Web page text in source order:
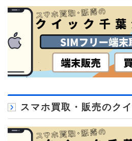
スマホ買取・販売のク